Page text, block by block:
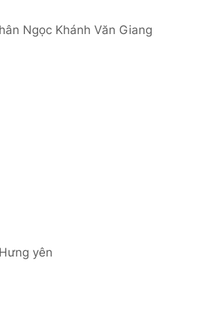
Ngọc Khánh Văn Giang
yên